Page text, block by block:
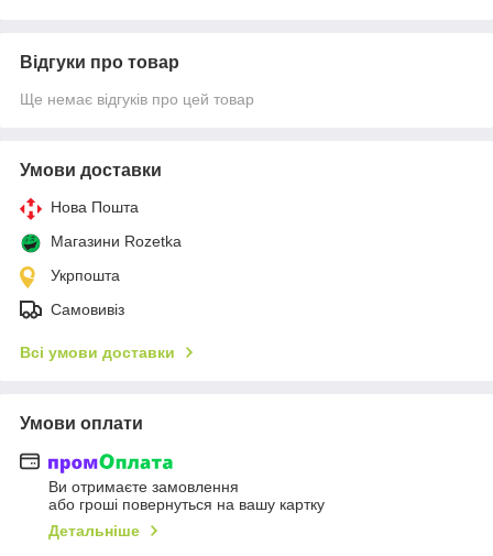
Відгуки про товар
Ще немає відгуків про цей товар
Умови доставки
Нова Пошта
Магазини Rozetka
Укрпошта
Самовивіз
Всі умови доставки
Умови оплати
Ви отримаєте замовлення
або гроші повернуться на вашу картку
Детальніше